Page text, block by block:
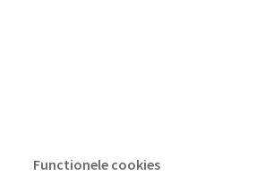
Functionele cookies